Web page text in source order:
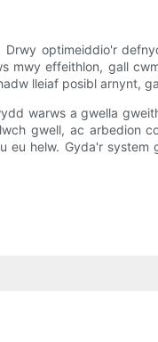
optimeiddio'r
effeithlon, gall
lleiaf posibl arnynt,
warws a gwella
gwell, ac arbedion
helw. Gyda'r